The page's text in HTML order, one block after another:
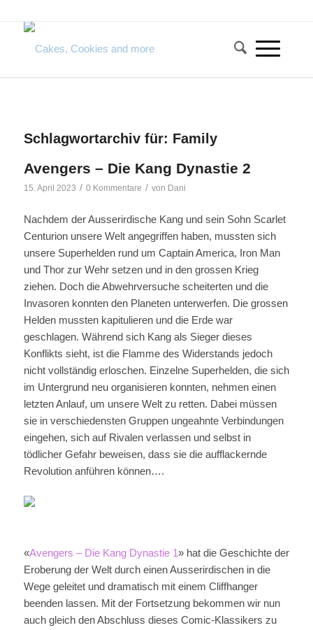
Schlagwortarchiv für: Family
Avengers – Die Kang Dynastie 2
15. April 2023 / 0 Kommentare / von Dani
Nachdem der Ausserirdische Kang und sein Sohn Scarlet
Centurion unsere Welt angegriffen haben, mussten sich
unsere Superhelden rund um Captain America, Iron Man
und Thor zur Wehr setzen und in den grossen Krieg
ziehen. Doch die Abwehrversuche scheiterten und die
Invasoren konnten den Planeten unterwerfen. Die grossen
Helden mussten kapitulieren und die Erde war
geschlagen. Während sich Kang als Sieger dieses
Konflikts sieht, ist die Flamme des Widerstands jedoch
nicht vollständig erloschen. Einzelne Superhelden, die sich
im Untergrund neu organisieren konnten, nehmen einen
letzten Anlauf, um unsere Welt zu retten. Dabei müssen
sie in verschiedensten Gruppen ungeahnte Verbindungen
eingehen, sich auf Rivalen verlassen und selbst in
tödlicher Gefahr beweisen, dass sie die aufflackernde
Revolution anführen können….
«Avengers – Die Kang Dynastie 1» hat die Geschichte der
Eroberung der Welt durch einen Ausserirdischen in die
Wege geleitet und dramatisch mit einem Cliffhanger
beenden lassen. Mit der Fortsetzung bekommen wir nun
auch gleich den Abschluss dieses Comic-Klassikers zu